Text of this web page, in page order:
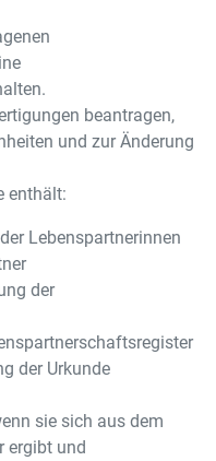
beantragen,
und zur Änderung
enthält:
Lebenspartnerinnen
der
der Urkunde
sie sich aus dem
ergibt und